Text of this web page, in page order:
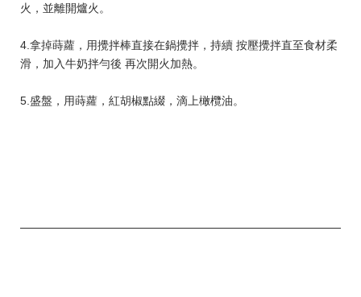
火，並離開爐火。
4.拿掉蒔蘿，用攪拌棒直接在鍋攪拌，持續 按壓攪拌直至食材柔
滑，加入牛奶拌勻後 再次開火加熱。
5.盛盤，用蒔蘿，紅胡椒點綴，滴上橄欖油。